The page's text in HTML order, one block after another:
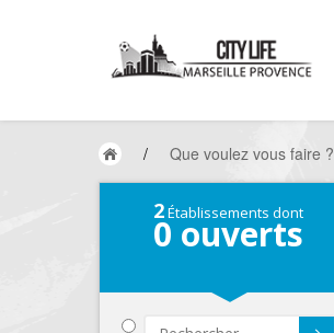
/ Que voulez vous faire ?
2Établissements dont
0 ouverts